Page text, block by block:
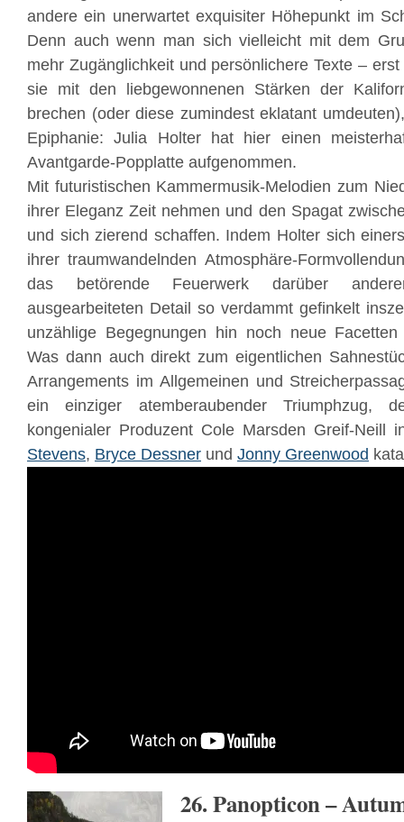
andere ein unerwartet exquisiter Höhepunkt im
Denn auch wenn man sich vielleicht mit dem
mehr Zugänglichkeit und persönlichere Texte –
sie mit den liebgewonnenen Stärken der
brechen (oder diese zumindest eklatant
Epiphanie: Julia Holter hat hier einen
Avantgarde-Popplatte aufgenommen.
Mit futuristischen Kammermusik-Melodien zum
ihrer Eleganz Zeit nehmen und den Spagat
und sich zierend schaffen. Indem Holter sich
ihrer traumwandelnden Atmosphäre-
das betörende Feuerwerk darüber
ausgearbeiteten Detail so verdammt gefinkelt
unzählige Begegnungen hin noch neue
Was dann auch direkt zum eigentlichen
Arrangements im Allgemeinen und
ein einziger atemberaubender Triumphzug,
kongenialer Produzent Cole Marsden Greif-
Stevens, Bryce Dessner und Jonny Greenwood
26. Panopticon –